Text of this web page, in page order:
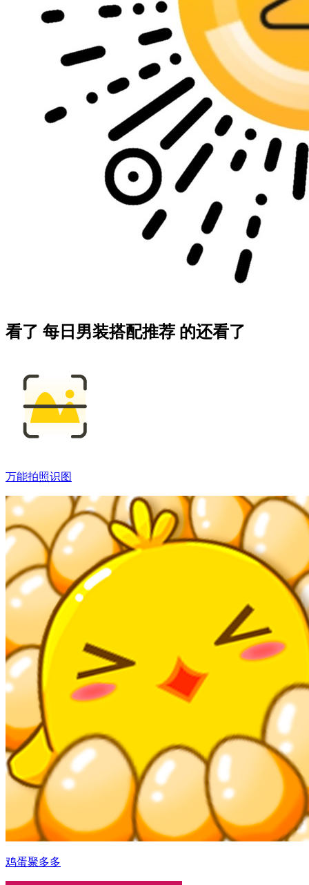
看了 每日男装搭配推荐 的还看了
万能拍照识图
鸡蛋聚多多